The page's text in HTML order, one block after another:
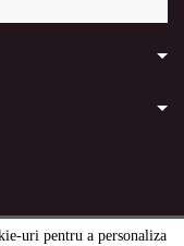
uri pentru a personaliza